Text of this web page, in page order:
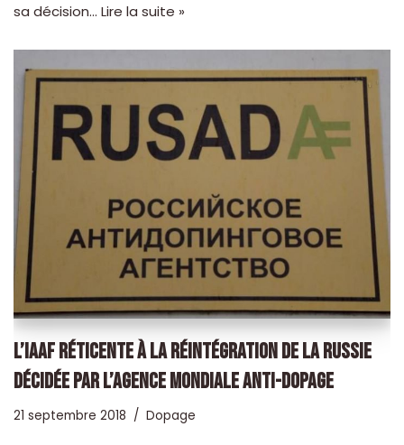
sa décision… Lire la suite »
L’IAAF RÉTICENTE À LA RÉINTÉGRATION DE LA RUSSIE
DÉCIDÉE PAR L’AGENCE MONDIALE ANTI-DOPAGE
21 septembre 2018 Dopage